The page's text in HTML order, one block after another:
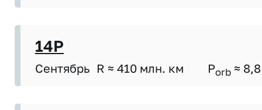
14P
Сентябрь R ≈ 410 млн. км Porb ≈ 8,8